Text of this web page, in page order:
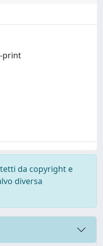
print
da copyright e
diversa